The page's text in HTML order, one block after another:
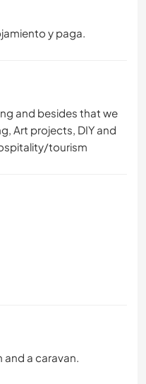
y paga.
and besides that we
Art projects, DIY and
tourism
and a caravan.